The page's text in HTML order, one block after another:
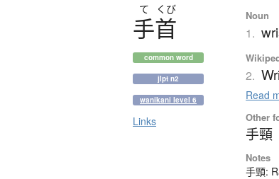
て くび
手首
common word
jlpt n2
wanikani level 6
Links
Noun
1.
2.
Read
Other
手頸
Notes
手頸: